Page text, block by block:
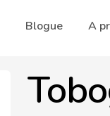
Blogue A